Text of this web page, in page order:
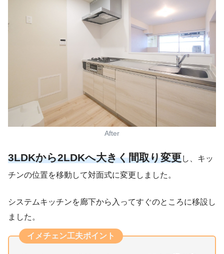
After
3LDKから2LDKへ大きく間取り変更し、キッ
チンの位置を移動して対面式に変更しました。
システムキッチンを廊下から入ってすぐのところに移設し
ました。
イメチェン工夫ポイント